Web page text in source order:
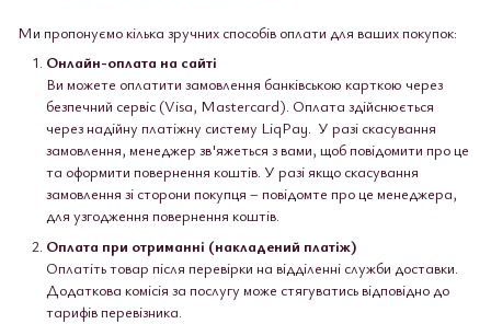
Ми пропонуємо кілька зручних способів оплати для ваших покупок:
Онлайн-оплата на сайті
Ви можете оплатити замовлення банківською карткою через
безпечний сервіс (Visa, Mastercard). Оплата здійснюється
через надійну платіжну систему LiqPay. У разі скасування
замовлення, менеджер зв'яжеться з вами, щоб повідомити про це
та оформити повернення коштів. У разі якщо скасування
замовлення зі сторони покупця – повідомте про це менеджера,
для узгодження повернення коштів.
Оплата при отриманні (накладений платіж)
Оплатіть товар після перевірки на відділенні служби доставки.
Додаткова комісія за послугу може стягуватись відповідно до
тарифів перевізника.